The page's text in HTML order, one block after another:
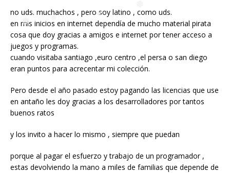
❅
❅
❅
❅
❅
no uds. muchachos , pero soy latino , como uds.
en mis inicios en internet dependía de mucho material pirata
cosa que doy gracias a amigos e internet por tener acceso a
juegos y programas.
cuando visitaba santiago ,euro centro ,el persa o san diego
eran puntos para acrecentar mi colección.
Pero desde el año pasado estoy pagando las licencias que use
en antaño les doy gracias a los desarrolladores por tantos
buenos ratos
y los invito a hacer lo mismo , siempre que puedan
porque al pagar el esfuerzo y trabajo de un programador ,
estas devolviendo la mano a miles de familias que depende de